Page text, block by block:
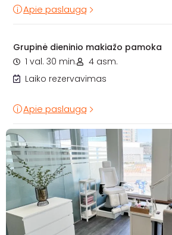
Apie paslaugą
Grupinė dieninio makiažo pamoka
1 val. 30 min.
4 asm.
Laiko rezervavimas
Apie paslaugą